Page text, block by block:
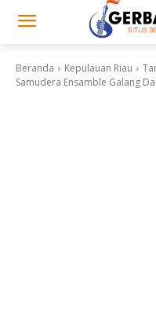
Beranda Kepulauan Riau
Samudera Ensamble Galang